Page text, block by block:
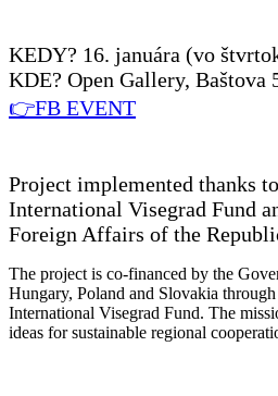
KEDY? 16. januára (vo
KDE? Open Gallery, Baštova
👉FB EVENT
Project implemented thanks
International Visegrad Fund
Foreign Affairs of the
The project is co-financed by the
Hungary, Poland and Slovakia
International Visegrad Fund. The
ideas for sustainable regional